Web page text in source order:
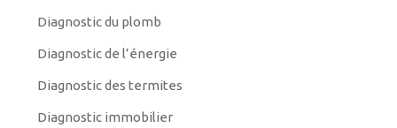
Diagnostic du plomb
Diagnostic de l’énergie
Diagnostic des termites
Diagnostic immobilier